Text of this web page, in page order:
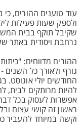
עוד טוענים ההורים,
נרחבת ויסודית באתר
ההורים מדווחים:
גורף ולאורך כל השנים
החודשים יולי אוגוסט.
להיות מרותקים לבית,
אפשרות לעסוק בכל
ראשון זה קושי עצום
וקשה במיוחד להעביר